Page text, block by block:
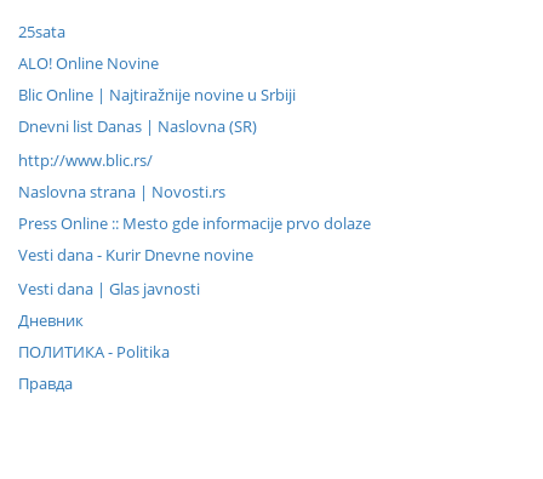
25sata
ALO! Online Novine
Blic Online | Najtiražnije novine u Srbiji
Dnevni list Danas | Naslovna (SR)
http://www.blic.rs/
Naslovna strana | Novosti.rs
Press Online :: Mesto gde informacije prvo dolaze
Vesti dana - Kurir Dnevne novine
Vesti dana | Glas javnosti
Дневник
ПОЛИТИКА - Politika
Правда